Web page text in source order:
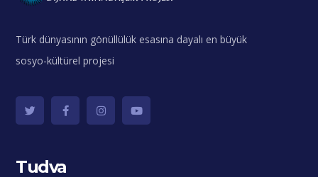
Türk dünyasının gönüllülük esasına dayalı en büyük
sosyo-kültürel projesi
Tudva